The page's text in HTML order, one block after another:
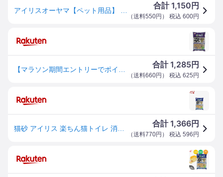
合計1,150 円
（送料550円 ） 税込 600円
合計1,285円
（送料660円 ） 税込 625 円
合計1,366円
（送料770円 ） 税込 596 円